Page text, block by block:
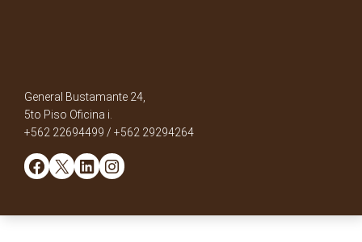
General Bustamante 24,
5to Piso Oficina i.
+562 22694499 / +562 29294264